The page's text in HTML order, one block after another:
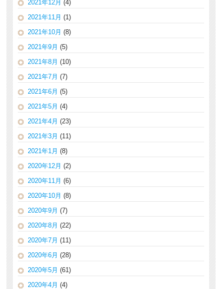
2021年12月 (4)
2021年11月 (1)
2021年10月 (8)
2021年9月 (5)
2021年8月 (10)
2021年7月 (7)
2021年6月 (5)
2021年5月 (4)
2021年4月 (23)
2021年3月 (11)
2021年1月 (8)
2020年12月 (2)
2020年11月 (6)
2020年10月 (8)
2020年9月 (7)
2020年8月 (22)
2020年7月 (11)
2020年6月 (28)
2020年5月 (61)
2020年4月 (4)